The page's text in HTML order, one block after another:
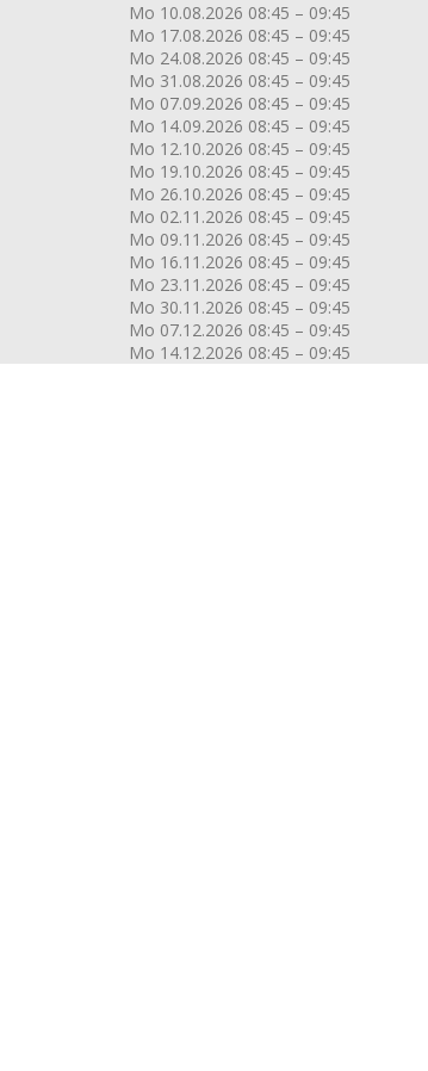
Mo 10.08.2026 08:45 – 09:45
Mo 17.08.2026 08:45 – 09:45
Mo 24.08.2026 08:45 – 09:45
Mo 31.08.2026 08:45 – 09:45
Mo 07.09.2026 08:45 – 09:45
Mo 14.09.2026 08:45 – 09:45
Mo 12.10.2026 08:45 – 09:45
Mo 19.10.2026 08:45 – 09:45
Mo 26.10.2026 08:45 – 09:45
Mo 02.11.2026 08:45 – 09:45
Mo 09.11.2026 08:45 – 09:45
Mo 16.11.2026 08:45 – 09:45
Mo 23.11.2026 08:45 – 09:45
Mo 30.11.2026 08:45 – 09:45
Mo 07.12.2026 08:45 – 09:45
Mo 14.12.2026 08:45 – 09:45